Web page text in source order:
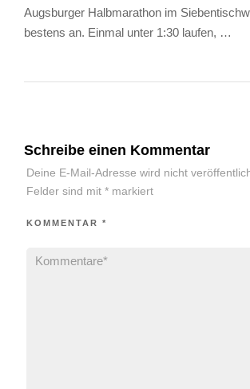
Augsburger Halbmarathon im
bestens an. Einmal unter 1:30 laufen, …
Schreibe einen Kommentar
Deine E-Mail-Adresse wird nicht
Felder sind mit *markiert
KOMMENTAR *